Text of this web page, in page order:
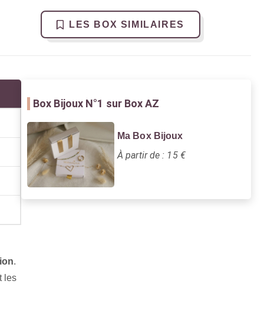
LES BOX SIMILAIRES
.
les
Box Bijoux N°1 sur Box AZ
Ma Box Bijoux
À partir de : 15 €